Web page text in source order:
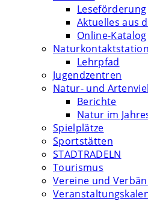
Leseförderung
Aktuelles aus
Online-Katalog
Naturkontaktstation
Lehrpfad
Jugendzentren
Natur- und
Berichte
Natur im
Spielplätze
Sportstätten
STADTRADELN
Tourismus
Vereine und